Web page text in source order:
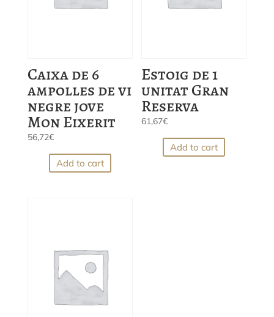
Caixa de 6
ampolles de vi
negre jove
Mon Eixerit
56,72€
Add to cart
Estoig de 1
unitat Gran
Reserva
61,67€
Add to cart